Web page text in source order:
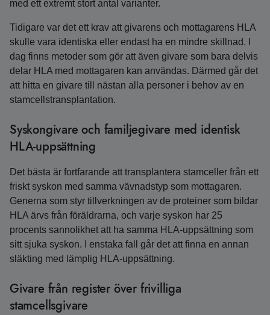
med ett extremt stort antal varianter.
Tidigare var det ett krav att givarens och mottagarens HLA
skulle vara identiska eller endast ha en mindre skillnad. I
dag finns metoder som gör att även givare som bara delvis
delar HLA med mottagaren kan användas. Därmed går det
att hitta en givare till nästan alla personer i behov av en
stamcellstransplantation.
Syskongivare och familjegivare med identisk
HLA-uppsättning
Det bästa är fortfarande att transplantera stamceller från ett
friskt syskon med samma vävnadstyp som mottagaren.
Generna som styr tillverkningen av de proteiner som bildar
HLA ärvs från föräldrarna, och varje syskon har 25
procents sannolikhet att ha samma HLA-uppsättning som
sitt sjuka syskon. I enstaka fall går det att finna en annan
släkting med lämplig HLA-uppsättning.
Givare från register över frivilliga
stamcellsgivare